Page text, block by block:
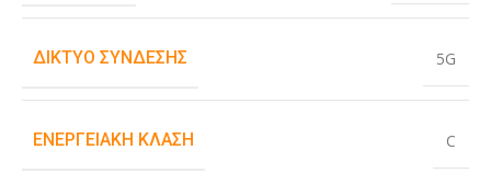
ΔΊΚΤΥΟ ΣΎΝΔΕΣΗΣ 5G
ΕΝΕΡΓΕΙΑΚΉ ΚΛΆΣΗ C